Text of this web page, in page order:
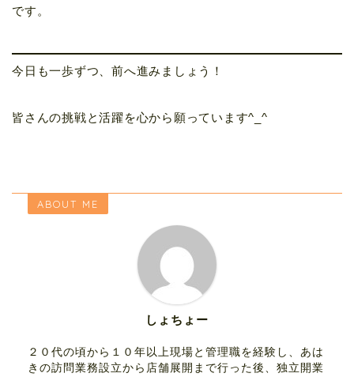
です。
今日も一歩ずつ、前へ進みましょう！
皆さんの挑戦と活躍を心から願っています^_^
ABOUT ME
しょちょー
２０代の頃から１０年以上現場と管理職を経験し、あは
きの訪問業務設立から店舗展開まで行った後、独立開業